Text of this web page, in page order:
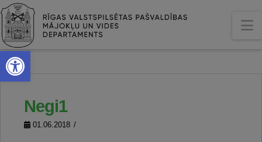
Open toolbar
Negi1
01.06.2018